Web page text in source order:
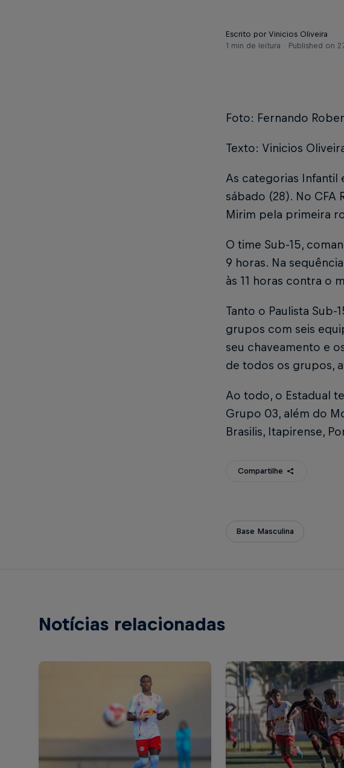
Escrito por Vinicios Oliveira
1 min de leitura
Published on
Foto: Fernando
Texto: Vinicios
As categorias Infantil
sábado (28). No CFA
Mirim pela primeira
O time Sub-15,
9 horas. Na
às 11 horas contra o
Tanto o Paulista
grupos com seis
seu chaveamento e
de todos os grupos,
Ao todo, o Estadual
Grupo 03, além do
Brasilis, Itapirense,
Compartilhe
Base Masculina
Notícias relacionadas